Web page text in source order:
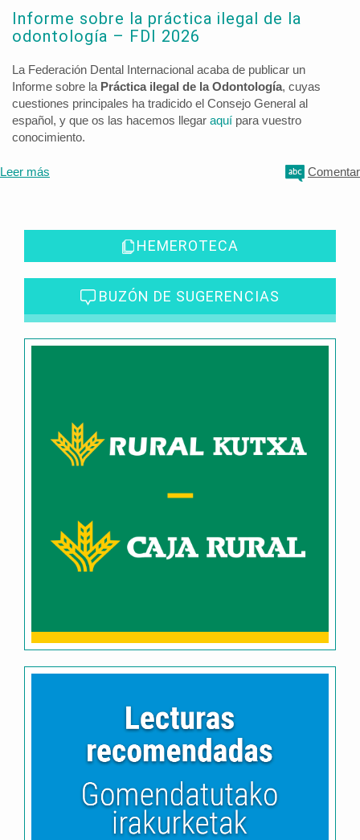
Informe sobre la práctica ilegal de la
odontología – FDI 2026
La Federación Dental Internacional acaba de publicar un
Informe sobre la Práctica ilegal de la Odontología, cuyas
cuestiones principales ha tradicido el Consejo General al
español, y que os las hacemos llegar aquí para vuestro
conocimiento.
Leer más Comentar
HEMEROTECA
BUZÓN DE SUGERENCIAS